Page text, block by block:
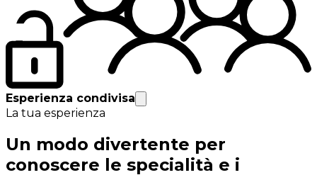
Esperienza condivisa
La tua esperienza
Un modo divertente per
conoscere le specialità e i